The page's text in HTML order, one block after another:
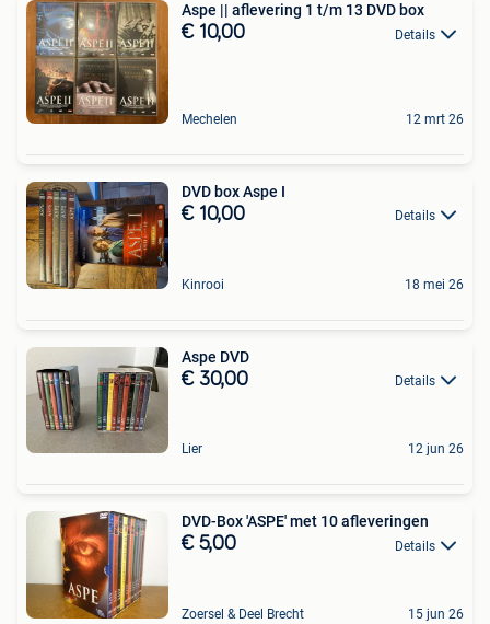
Aspe || aflevering 1 t/m 13 DVD box
€ 10,00 Details
Mechelen 12 mrt 26
DVD box Aspe I
€ 10,00 Details
Kinrooi 18 mei 26
Aspe DVD
€ 30,00 Details
Lier 12 jun 26
DVD-Box 'ASPE' met 10 afleveringen
€ 5,00 Details
Zoersel & Deel Brecht 15 jun 26